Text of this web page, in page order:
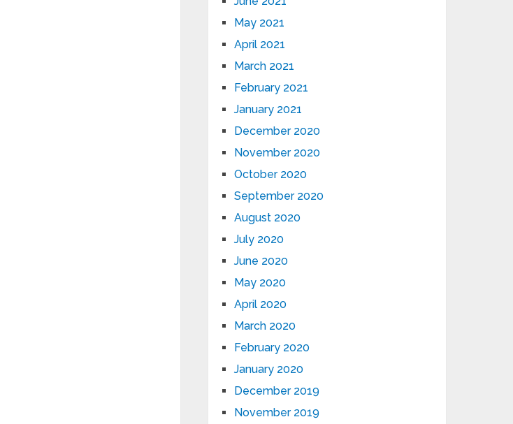
May 2021
April 2021
March 2021
February 2021
January 2021
December 2020
November 2020
October 2020
September 2020
August 2020
July 2020
June 2020
May 2020
April 2020
March 2020
February 2020
January 2020
December 2019
November 2019